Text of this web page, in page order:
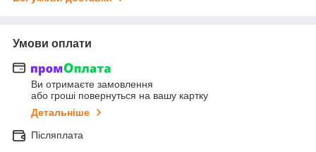
Умови оплати
Ви отримаєте замовлення
або гроші повернуться на вашу картку
Детальніше
Післяплата